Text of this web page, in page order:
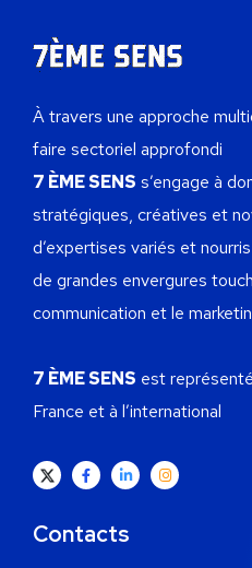
À travers une approche
faire sectoriel approfondi
7 ÈME SENS s’engage à
stratégiques, créatives et
d’expertises variés et
de grandes envergures
communication et le
7 ÈME SENS est
France et à l’international
Contacts